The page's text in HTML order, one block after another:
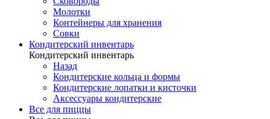
Молотки
Контейнеры для хранения
Совки
Кондитерский инвентарь
Кондитерский инвентарь
Назад
Кондитерские кольца и формы
Кондитерские лопатки и кисточки
Аксессуары кондитерские
Все для пиццы